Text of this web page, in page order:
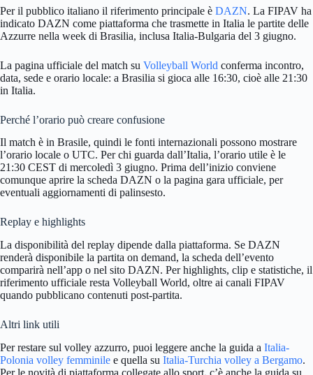
Per il pubblico italiano il riferimento principale è DAZN. La FIPAV ha
indicato DAZN come piattaforma che trasmette in Italia le partite delle
Azzurre nella week di Brasilia, inclusa Italia-Bulgaria del 3 giugno.
La pagina ufficiale del match su Volleyball World conferma incontro,
data, sede e orario locale: a Brasilia si gioca alle 16:30, cioè alle 21:30
in Italia.
Perché l’orario può creare confusione
Il match è in Brasile, quindi le fonti internazionali possono mostrare
l’orario locale o UTC. Per chi guarda dall’Italia, l’orario utile è le
21:30 CEST di mercoledì 3 giugno. Prima dell’inizio conviene
comunque aprire la scheda DAZN o la pagina gara ufficiale, per
eventuali aggiornamenti di palinsesto.
Replay e highlights
La disponibilità del replay dipende dalla piattaforma. Se DAZN
renderà disponibile la partita on demand, la scheda dell’evento
comparirà nell’app o nel sito DAZN. Per highlights, clip e statistiche, il
riferimento ufficiale resta Volleyball World, oltre ai canali FIPAV
quando pubblicano contenuti post-partita.
Altri link utili
Per restare sul volley azzurro, puoi leggere anche la guida a Italia-
Polonia volley femminile e quella su Italia-Turchia volley a Bergamo.
Per le novità di piattaforma collegate allo sport, c’è anche la guida su